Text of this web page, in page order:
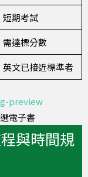
短期考試
需達標分數
英文已接近標準者
電子書
與時間規